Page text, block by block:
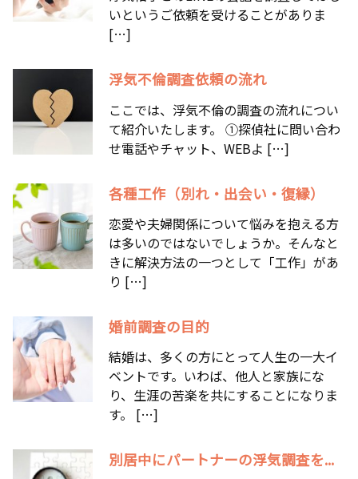
いというご依頼を受けることがありま
[…]
浮気不倫調査依頼の流れ
ここでは、浮気不倫の調査の流れについ
て紹介いたします。 ①探偵社に問い合わ
せ電話やチャット、WEBよ […]
各種工作（別れ・出会い・復縁）
恋愛や夫婦関係について悩みを抱える方
は多いのではないでしょうか。そんなと
きに解決方法の一つとして「工作」があ
り […]
婚前調査の目的
結婚は、多くの方にとって人生の一大イ
ベントです。いわば、他人と家族にな
り、生涯の苦楽を共にすることになりま
す。 […]
別居中にパートナーの浮気調査を...